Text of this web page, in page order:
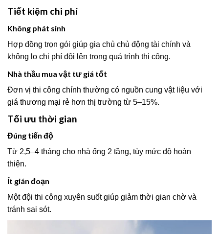
Tiết kiệm chi phí
Không phát sinh
Hợp đồng trọn gói giúp gia chủ chủ động tài chính và
không lo chi phí đội lên trong quá trình thi công.
Nhà thầu mua vật tư giá tốt
Đơn vị thi công chính thường có nguồn cung vật liệu với
giá thương mại rẻ hơn thị trường từ 5–15%.
Tối ưu thời gian
Đúng tiến độ
Từ 2,5–4 tháng cho nhà ống 2 tầng, tùy mức độ hoàn
thiện.
Ít gián đoạn
Một đội thi công xuyên suốt giúp giảm thời gian chờ và
tránh sai sót.